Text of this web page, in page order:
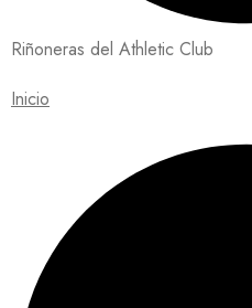
Riñoneras del Athletic Club
Inicio